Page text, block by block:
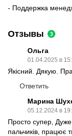
- Поддержка
Отзывы 3
Ольга
01.04.2025 в
Якісний. Дякую.
Ответить
Марина
05.12.2024 в
Просто супер, Дуже
пальчиків, працює